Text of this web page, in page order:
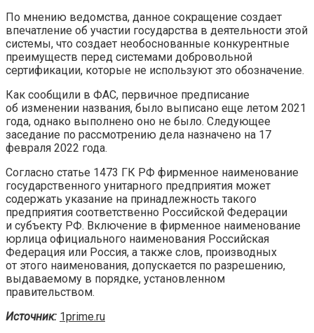
По мнению ведомства, данное сокращение создает
впечатление об участии государства в деятельности этой
системы, что создает необоснованные конкурентные
преимуществ перед системами добровольной
сертификации, которые не используют это обозначение.
Как сообщили в ФАС, первичное предписание
об изменении названия, было выписано еще летом 2021
года, однако выполнено оно не было. Следующее
заседание по рассмотрению дела назначено на 17
февраля 2022 года.
Согласно статье 1473 ГК РФ фирменное наименование
государственного унитарного предприятия может
содержать указание на принадлежность такого
предприятия соответственно Российской Федерации
и субъекту РФ. Включение в фирменное наименование
юрлица официального наименования Российская
Федерация или Россия, а также слов, производных
от этого наименования, допускается по разрешению,
выдаваемому в порядке, установленном
правительством.
Источник: 1prime.ru